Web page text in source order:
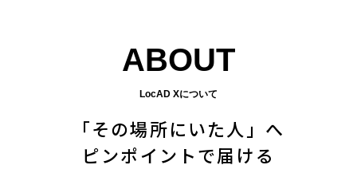
ABOUT
LocAD Xについて
「その場所にいた人」へ
ピンポイントで届ける